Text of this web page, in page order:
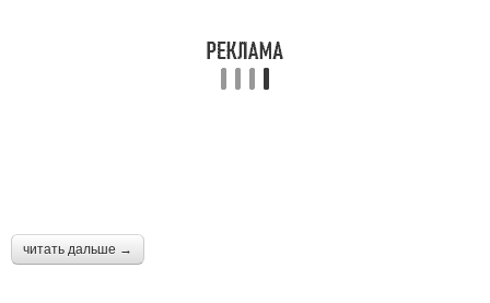
читать дальше →